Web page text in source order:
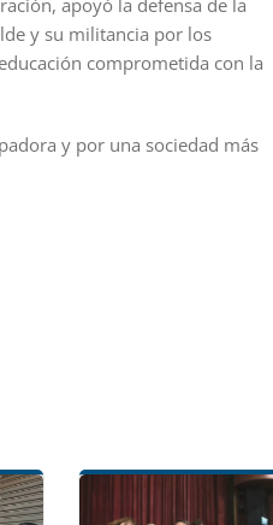
apoyó la defensa de la
y su militancia por los
comprometida con la
y por una sociedad más